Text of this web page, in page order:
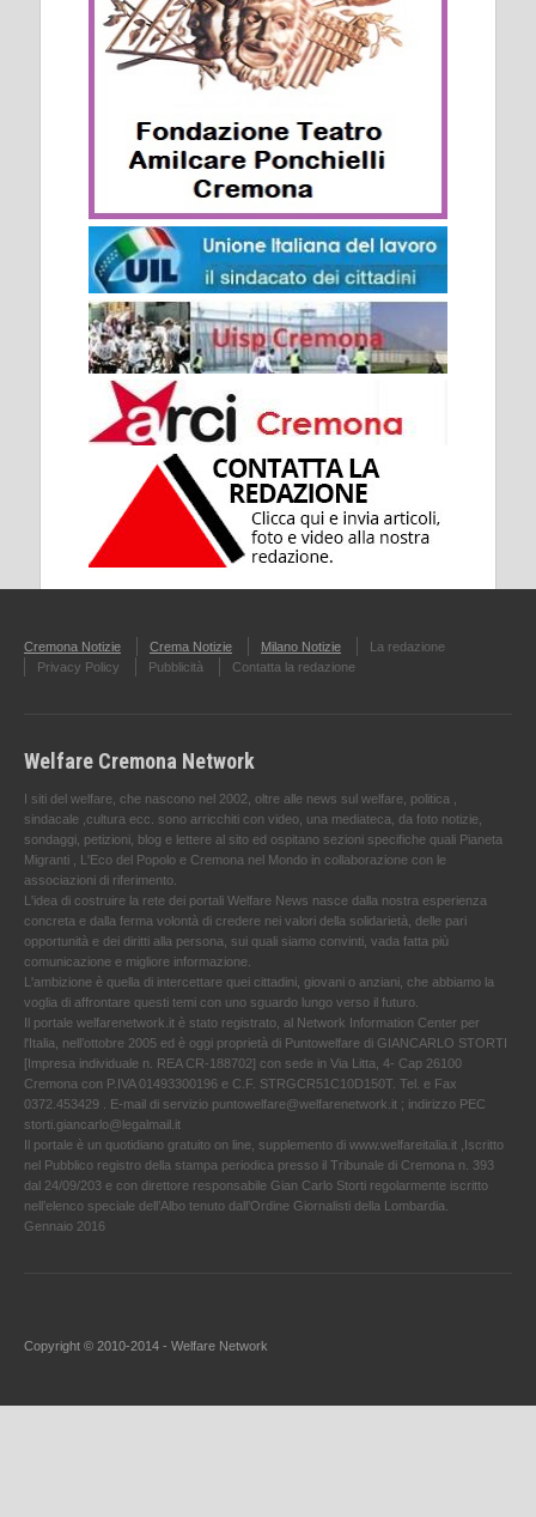
Cremona Notizie Crema Notizie Milano Notizie
La redazione
Privacy Policy
Pubblicità Contatta la redazione
Welfare Cremona Network
I siti del welfare, che nascono nel 2002, oltre alle news sul welfare, politica ,
sindacale ,cultura ecc. sono arricchiti con video, una mediateca, da foto notizie,
sondaggi, petizioni, blog e lettere al sito ed ospitano sezioni specifiche quali Pianeta
Migranti , L'Eco del Popolo e Cremona nel Mondo in collaborazione con le
associazioni di riferimento.
L'idea di costruire la rete dei portali Welfare News nasce dalla nostra esperienza
concreta e dalla ferma volontà di credere nei valori della solidarietà, delle pari
opportunità e dei diritti alla persona, sui quali siamo convinti, vada fatta più
comunicazione e migliore informazione.
L'ambizione è quella di intercettare quei cittadini, giovani o anziani, che abbiamo la
voglia di affrontare questi temi con uno sguardo lungo verso il futuro.
Il portale welfarenetwork.it è stato registrato, al Network Information Center per
l'Italia, nell’ottobre 2005 ed è oggi proprietà di Puntowelfare di GIANCARLO STORTI
[Impresa individuale n. REA CR-188702] con sede in Via Litta, 4- Cap 26100
Cremona con P.IVA 01493300196 e C.F. STRGCR51C10D150T. Tel. e Fax
0372.453429 . E-mail di servizio puntowelfare@welfarenetwork.it ; indirizzo PEC
storti.giancarlo@legalmail.it
Il portale è un quotidiano gratuito on line, supplemento di www.welfareitalia.it ,Iscritto
nel Pubblico registro della stampa periodica presso il Tribunale di Cremona n. 393
dal 24/09/203 e con direttore responsabile Gian Carlo Storti regolarmente iscritto
nell’elenco speciale dell’Albo tenuto dall’Ordine Giornalisti della Lombardia.
Gennaio 2016
Copyright © 2010-2014 - Welfare Network